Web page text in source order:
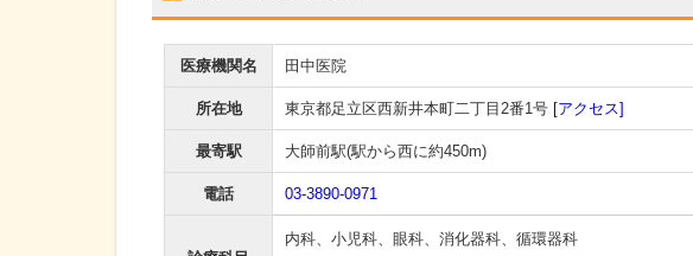
医療機関名 田中医院
所在地 東京都足立区西新井本町二丁目2番1号 [アクセス]
最寄駅 大師前駅(駅から西に約450m)
電話 03-3890-0971
内科、 小児科、 眼科、 消化器科、 循環器科